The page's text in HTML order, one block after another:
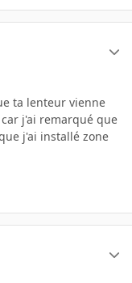
ta lenteur vienne
j'ai remarqué que
j'ai installé zone